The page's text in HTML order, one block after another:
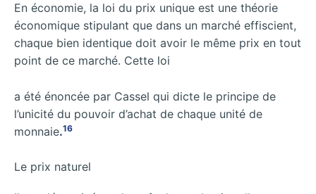
En économie, la loi du prix unique est une théorie
économique stipulant que dans un marché effiscient,
chaque bien identique doit avoir le même prix en tout
point de ce marché. Cette loi
a été énoncée par Cassel qui dicte le principe de
l’unicité du pouvoir d’achat de chaque unité de
monnaie.16
Le prix naturel